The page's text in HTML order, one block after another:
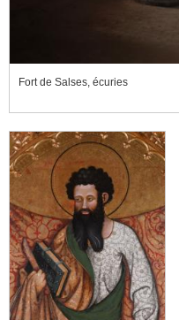
Fort de Salses, écuries